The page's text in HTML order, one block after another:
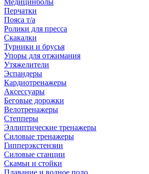
Медицинболы
Перчатки
Пояса т/а
Ролики для пресса
Скакалки
Турники и брусья
Упоры для отжимания
Утяжелители
Эспандеры
Кардиотренажеры
Аксессуары
Беговые дорожки
Велотренажеры
Степперы
Эллиптические тренажеры
Силовые тренажеры
Гипперэкстензии
Силовые станции
Скамьи и стойки
Плавание и водное поло